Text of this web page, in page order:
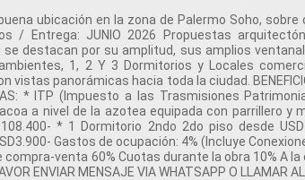
ubicación en la zona de Palermo Soho,
/ Entrega: JUNIO 2026 Propuestas
destacan por su amplitud, sus amplios
1, 2 Y 3 Dormitorios y Locales
panorámicas hacia toda la ciudad.
* ITP (Impuesto a las Trasmisiones
a nivel de la azotea equipada con parrillero y
* 1 Dormitorio 2ndo 2do piso desde
Gastos de ocupación: 4% (Incluye
venta 60% Cuotas durante la obra 10% A la
ENVIAR MENSAJE VIA WHATSAPP O LLAMAR